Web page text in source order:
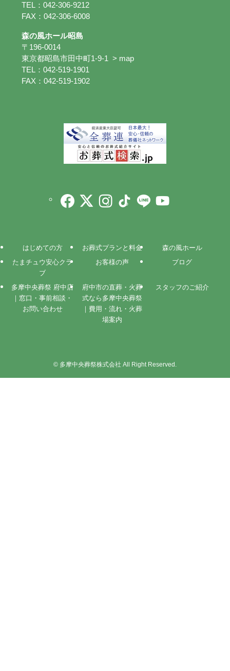
TEL：042-306-9212
FAX：042-306-6008
森の風ホール昭島
〒196-0014
東京都昭島市田中町1-9-1
> map
TEL：042-519-1901
FAX：042-519-1902
はじめての方 お葬式プランと料金
森の風ホール
たまチュウ安心クラ
ブ
お客様の声 ブログ
多摩中央葬祭 府中店
｜窓口・事前相談・
お問い合わせ
府中市の直葬・火葬
式なら多摩中央葬祭
｜費用・流れ・火葬
場案内
スタッフのご紹介
© 多摩中央葬祭株式会社 All Right Reserved.